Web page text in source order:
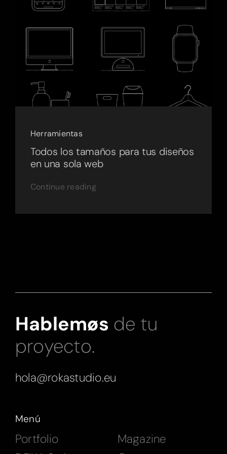
Herramientas
Todos los tamaños para tus diseños
en una sola web
Continue reading
Hablemøs de tu
proyecto.
hola@rokastudio.eu
Menú
Portfolio
Magazine